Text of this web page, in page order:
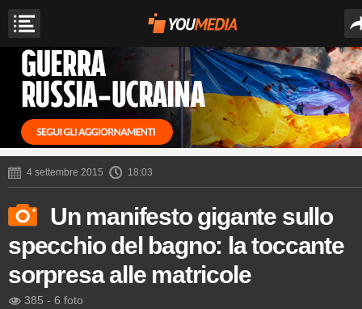
4 settembre 2015 18:03
Un manifesto gigante sullo
specchio del bagno: la toccante
sorpresa alle matricole
385 - 6 foto